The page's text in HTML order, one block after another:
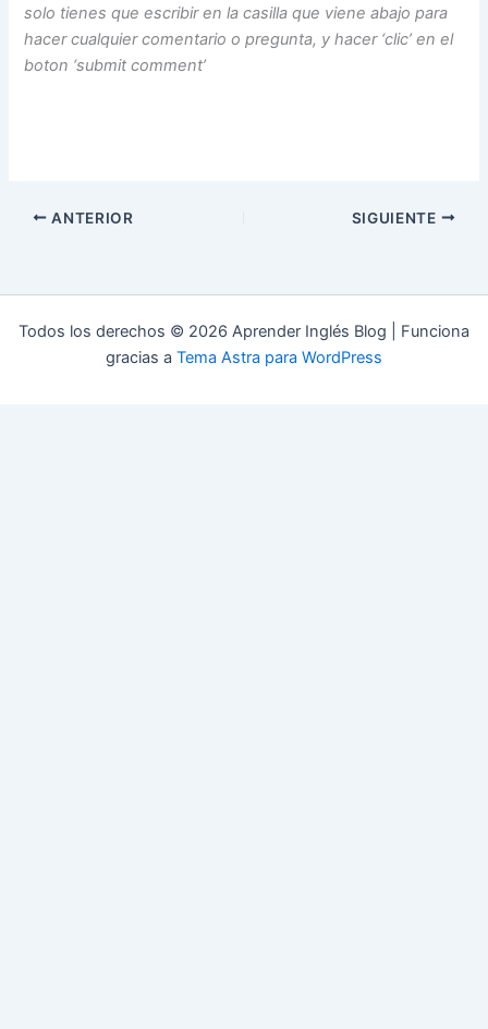
solo tienes que escribir en la casilla que viene abajo para
hacer cualquier comentario o pregunta, y hacer ‘clic’ en el
boton ‘submit comment’
ANTERIOR SIGUIENTE
Todos los derechos © 2026 Aprender Inglés Blog | Funciona
gracias a Tema Astra para WordPress